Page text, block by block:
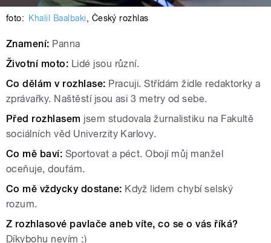
foto: Khalil Baalbaki, Český rozhlas
Znamení: Panna
Životní moto: Lidé jsou různí.
Co dělám v rozhlase: Pracuji. Střídám židle redaktorky a
zprávařky. Naštěstí jsou asi 3 metry od sebe.
Před rozhlasem jsem studovala žurnalistiku na Fakultě
sociálních věd Univerzity Karlovy.
Co mě baví: Sportovat a péct. Obojí můj manžel
oceňuje, doufám.
Co mě vždycky dostane: Když lidem chybí selský
rozum.
Z rozhlasové pavlače aneb víte, co se o vás říká?
Díkybohu nevím :)